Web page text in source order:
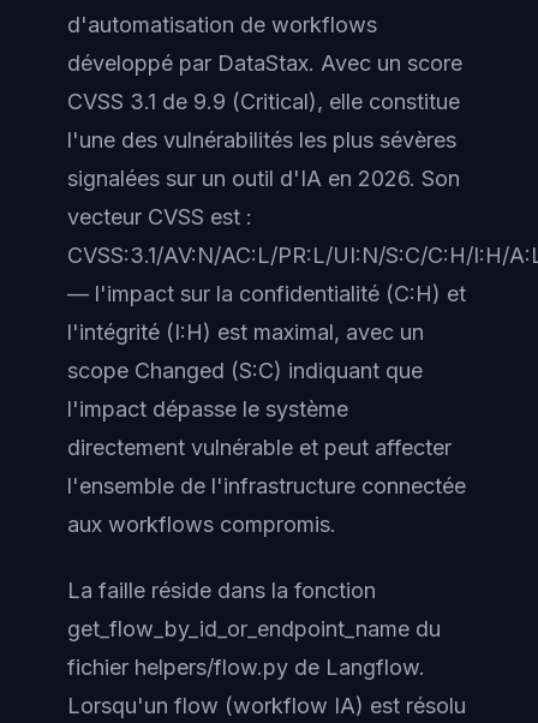
d'automatisation de workflows
développé par DataStax. Avec un score
CVSS 3.1 de 9.9 (Critical), elle constitue
l'une des vulnérabilités les plus sévères
signalées sur un outil d'IA en 2026. Son
vecteur CVSS est :
CVSS:3.1/AV:N/AC:L/PR:L/UI:N/S:C/C:H/I:H/
— l'impact sur la confidentialité (C:H) et
l'intégrité (I:H) est maximal, avec un
scope Changed (S:C) indiquant que
l'impact dépasse le système
directement vulnérable et peut affecter
l'ensemble de l'infrastructure connectée
aux workflows compromis.
La faille réside dans la fonction
get_flow_by_id_or_endpoint_name du
fichier helpers/flow.py de Langflow.
Lorsqu'un flow (workflow IA) est résolu